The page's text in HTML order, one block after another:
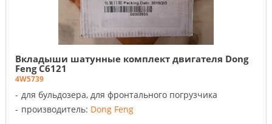
Вкладыши шатунные комплект двигателя Dong
Feng C6121
4W5739
для бульдозера, для фронтального погрузчика
производитель: Dong Feng